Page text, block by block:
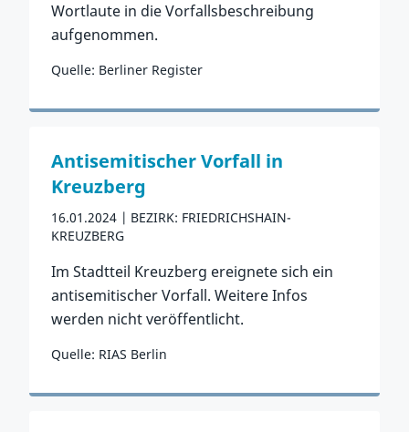
Wortlaute in die Vorfallsbeschreibung
aufgenommen.
Quelle: Berliner Register
Zum Vorfall
Antisemitischer Vorfall in
Kreuzberg
16.01.2024
BEZIRK: FRIEDRICHSHAIN-
KREUZBERG
Im Stadtteil Kreuzberg ereignete sich ein
antisemitischer Vorfall. Weitere Infos
werden nicht veröffentlicht.
Quelle: RIAS Berlin
Zum Vorfall